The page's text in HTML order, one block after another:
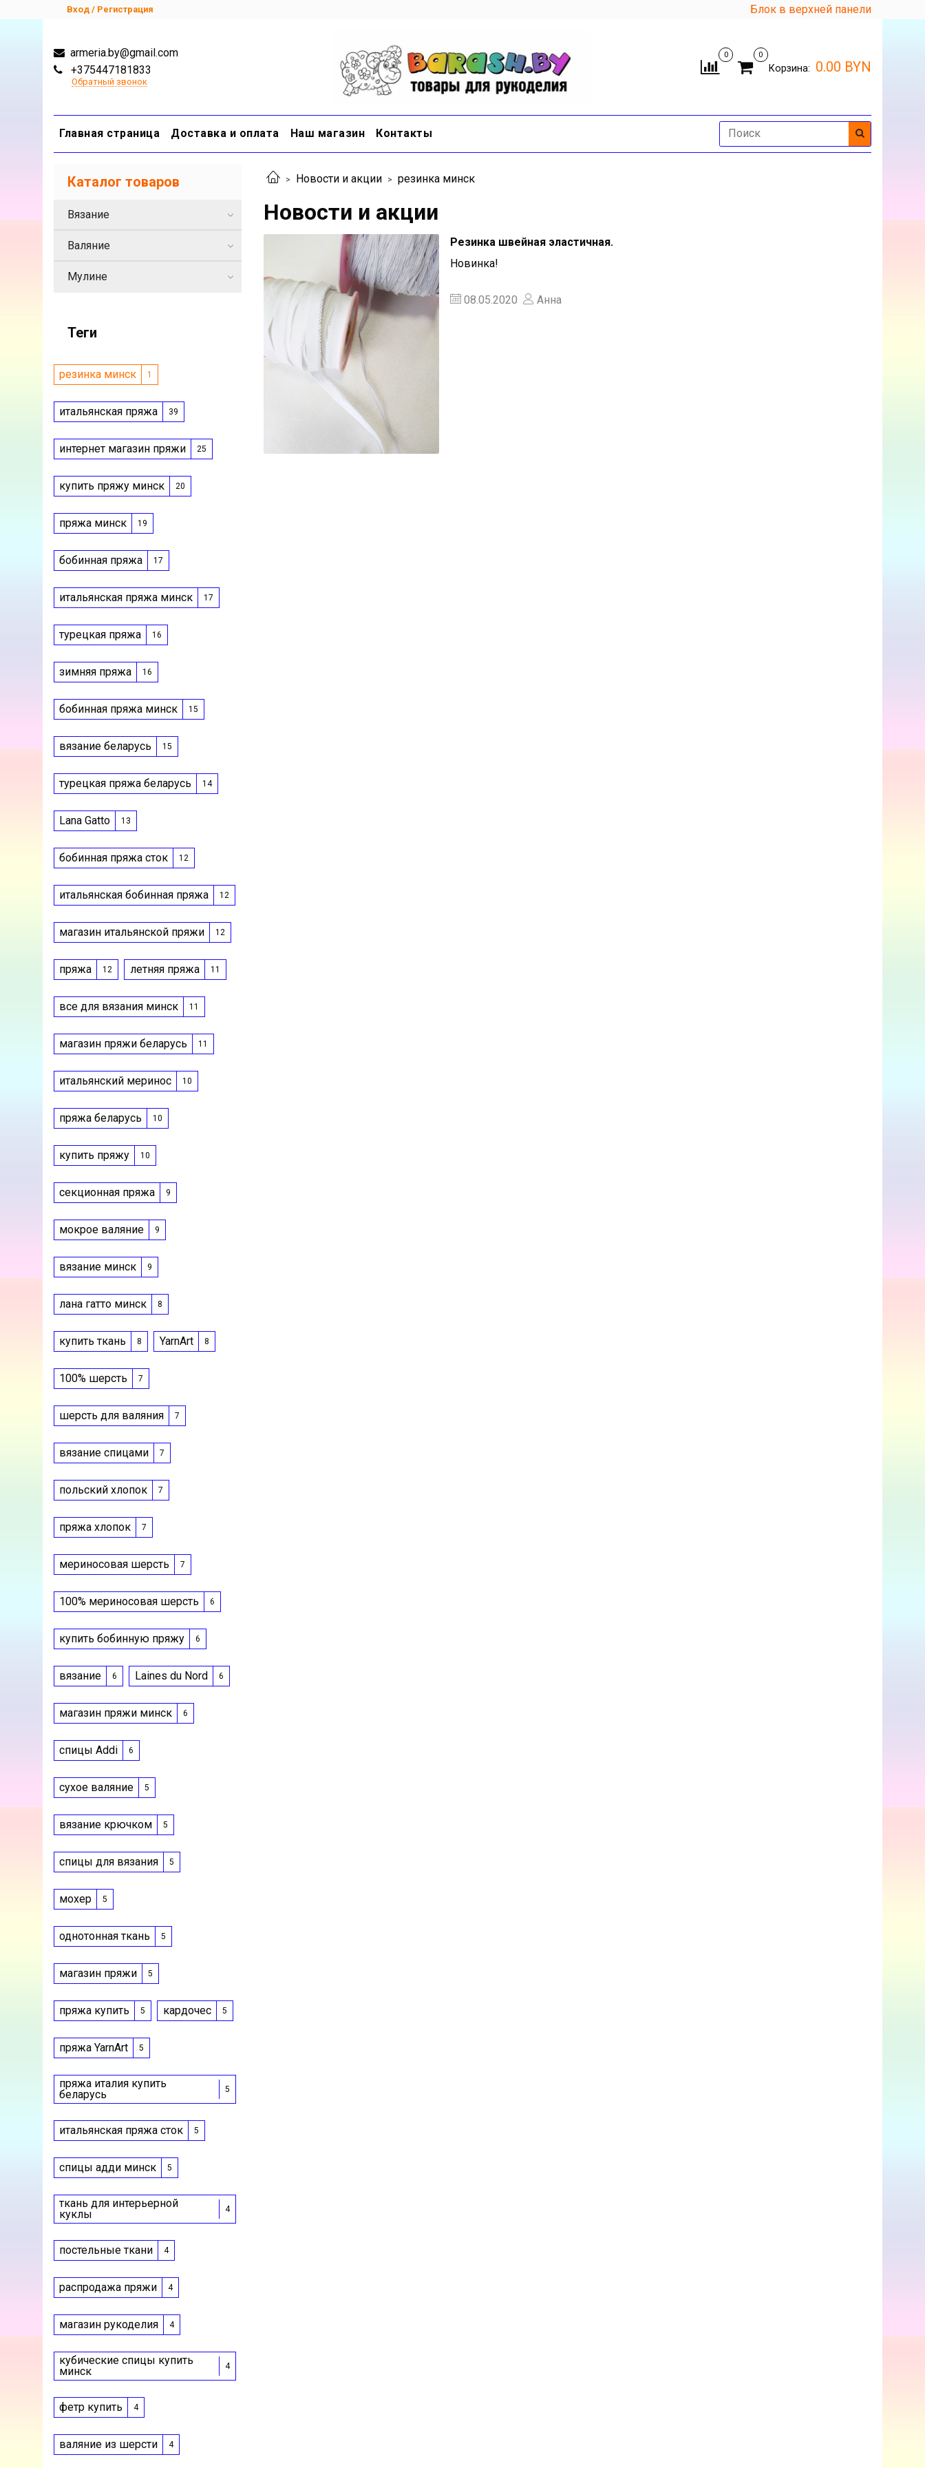
Вход / Регистрация Блок в верхней панели
armeria.by@gmail.com
+375447181833
Обратный звонок
0 0
Корзина: 0.00 BYN
Главная страница Доставка и оплата Наш магазин Контакты
Новости и акции резинка минск
Новости и акции
Резинка швейная эластичная.
Новинка!
08.05.2020 Анна
Каталог товаров
Вязание
Валяние
Мулине
Теги
резинка минск 1
итальянская пряжа 39
интернет магазин пряжи 25
купить пряжу минск 20
пряжа минск 19
бобинная пряжа 17
итальянская пряжа минск 17
турецкая пряжа 16
зимняя пряжа 16
бобинная пряжа минск 15
вязание беларусь 15
турецкая пряжа беларусь 14
Lana Gatto 13
бобинная пряжа сток 12
итальянская бобинная пряжа 12
магазин итальянской пряжи 12
пряжа 12 летняя пряжа 11
все для вязания минск 11
магазин пряжи беларусь 11
итальянский меринос 10
пряжа беларусь 10
купить пряжу 10
секционная пряжа 9
мокрое валяние 9
вязание минск 9
лана гатто минск 8
купить ткань 8 YarnArt 8
100% шерсть 7
шерсть для валяния 7
вязание спицами 7
польский хлопок 7
пряжа хлопок 7
мериносовая шерсть 7
100% мериносовая шерсть 6
купить бобинную пряжу 6
вязание 6 Laines du Nord 6
магазин пряжи минск 6
спицы Addi 6
сухое валяние 5
вязание крючком 5
спицы для вязания 5
мохер 5
однотонная ткань 5
магазин пряжи 5
пряжа купить 5 кардочес 5
пряжа YarnArt 5
пряжа италия купить
беларусь
5
итальянская пряжа сток 5
спицы адди минск 5
ткань для интерьерной
куклы
4
постельные ткани 4
распродажа пряжи 4
магазин рукоделия 4
кубические спицы купить
минск
4
фетр купить 4
валяние из шерсти 4